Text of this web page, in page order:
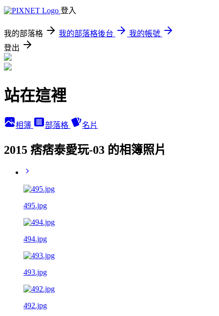
登入
我的部落格 我的部落格後台
我的帳號
登出
站在這裡
相簿 部落格 名片
2015 痞痞泰愛玩-03 的相簿照片
495.jpg
494.jpg
493.jpg
492.jpg